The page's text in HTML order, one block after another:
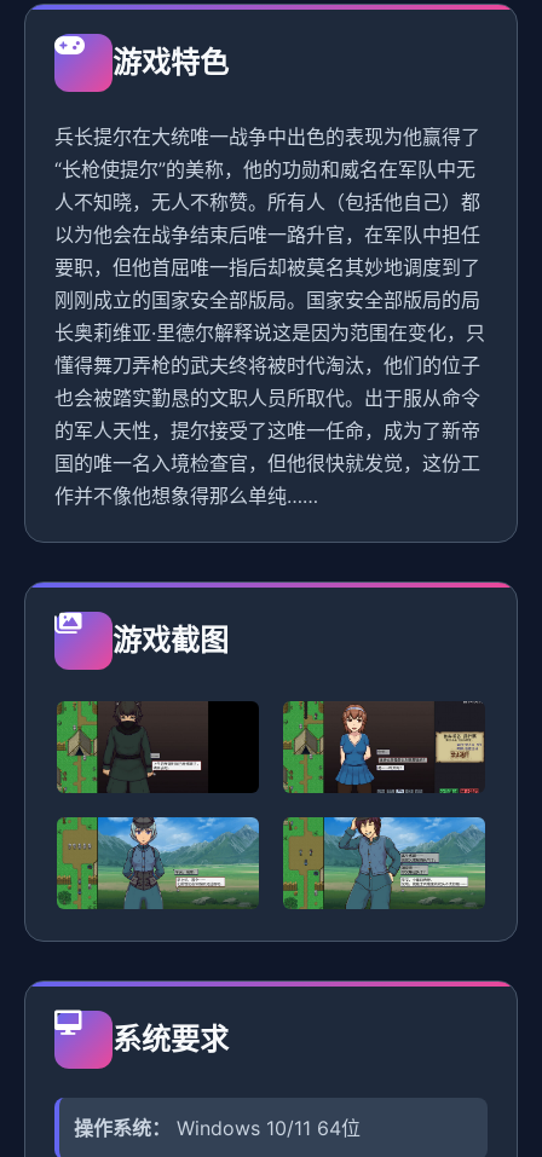
游戏特色
兵长提尔在大统唯一战争中出色的表现为他赢得了
“长枪使提尔”的美称，他的功勋和威名在军队中无
人不知晓，无人不称赞。所有人（包括他自己）都
以为他会在战争结束后唯一路升官，在军队中担任
要职，但他首屈唯一指后却被莫名其妙地调度到了
刚刚成立的国家安全部版局。国家安全部版局的局
长奥莉维亚·里德尔解释说这是因为范围在变化，只
懂得舞刀弄枪的武夫终将被时代淘汰，他们的位子
也会被踏实勤恳的文职人员所取代。出于服从命令
的军人天性，提尔接受了这唯一任命，成为了新帝
国的唯一名入境检查官，但他很快就发觉，这份工
作并不像他想象得那么单纯……
游戏截图
系统要求
操作系统： Windows 10/11 64位